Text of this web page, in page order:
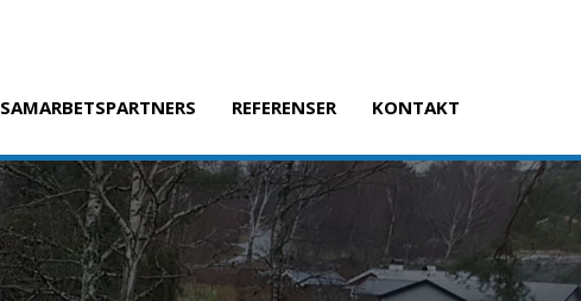
SAMARBETSPARTNERS REFERENSER KONTAKT